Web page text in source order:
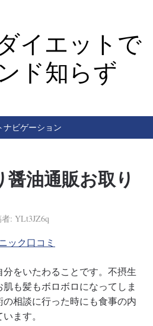
イエットで
ド知らず
ナビゲーション
醤油通販お取り
: YLt3JZ6q
ック口コミ
をいたわることです。不摂生
も髪もボロボロになってしま
相談に行った時にも食事の内
ます。